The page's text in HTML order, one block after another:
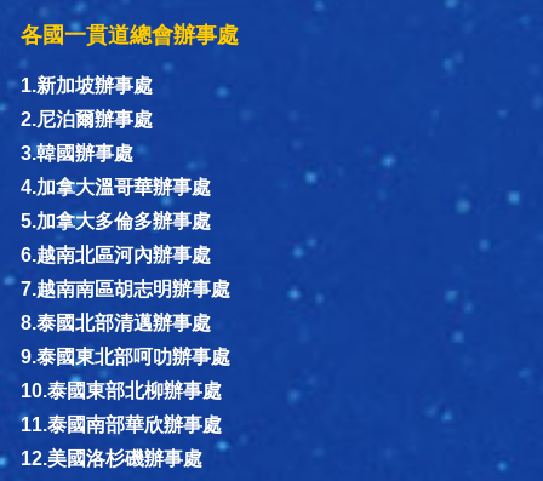
各國一貫道總會辦事處
1.新加坡辦事處
2.尼泊爾辦事處
3.韓國辦事處
4.加拿大溫哥華辦事處
5.加拿大多倫多辦事處
6.越南北區河內辦事處
7.越南南區胡志明辦事處
8.泰國北部清邁辦事處
9.泰國東北部呵叻辦事處
10.泰國東部北柳辦事處
11.泰國南部華欣辦事處
12.美國洛杉磯辦事處